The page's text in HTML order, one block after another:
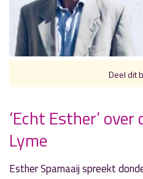
Deel dit
» Volgend nieuwsbericht
‘Radio Aalsmeer
Buisma
‘Echt Esther’
Lyme
Esther Sparnaaij spreekt